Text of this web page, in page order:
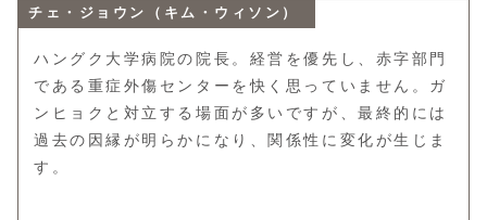
チェ・ジョウン（キム・ウィソン）
ハングク大学病院の院長。経営を優先し、赤字部門
である重症外傷センターを快く思っていません。ガ
ンヒョクと対立する場面が多いですが、最終的には
過去の因縁が明らかになり、関係性に変化が生じま
す。